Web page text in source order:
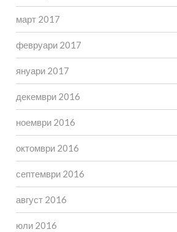
март 2017
февруари 2017
януари 2017
декември 2016
ноември 2016
октомври 2016
септември 2016
август 2016
юли 2016